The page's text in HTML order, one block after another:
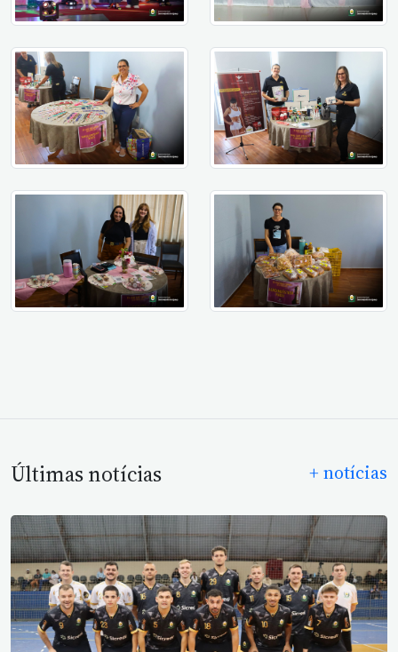
Últimas notícias + notícias